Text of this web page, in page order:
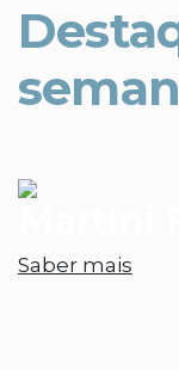
Saber mais